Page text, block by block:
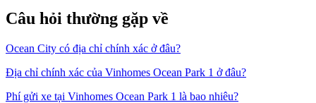
Câu hỏi thường gặp về
Ocean City có địa chỉ chính xác ở đâu?
Địa chỉ chính xác của Vinhomes Ocean Park 1 ở đâu?
Phí gửi xe tại Vinhomes Ocean Park 1 là bao nhiêu?